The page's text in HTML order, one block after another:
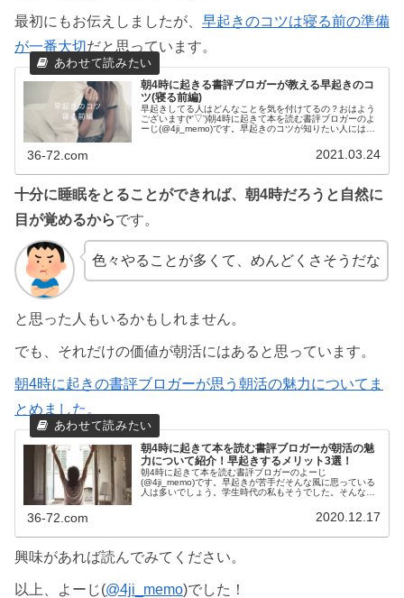
最初にもお伝えしましたが、 早起きのコツは寝る前の準備
が一番大切だと思っています。
朝4時に起きる書評ブロガーが教える早起きのコ
ツ(寝る前編)
早起きしてる人はどんなことを気を付けてるの？おはよう
ございます(*'▽')朝4時に起きて本を読む書評ブロガーのよ
ーじ(@4ji_memo)です。早起きのコツが知りたい人には、
36-72.com 2021.03.24
十分に睡眠をとることができれば、朝4時だろうと自然に
目が覚めるからです。
色々やることが多くて、めんどくさそうだな
と思った人もいるかもしれません。
でも、それだけの価値が朝活にはあると思っています。
朝4時に起きの書評ブロガーが思う朝活の魅力についてま
とめました。
朝4時に起きて本を読む書評ブロガーが朝活の魅
力について紹介！早起きするメリット3選！
朝4時に起きて本を読む書評ブロガーのよーじ
(@4ji_memo)です。早起きが苦手だそんな風に思っている
人は多いでしょう。学生時代の私もそうでした。そんな私
36-72.com 2020.12.17
興味があれば読んでみてください。
以上、よーじ(@4ji_memo)でした！